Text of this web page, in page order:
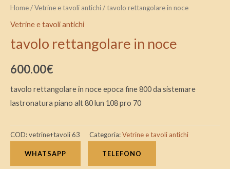
Home/Vetrine e tavoli antichi/ tavolo rettangolare in noce
Vetrine e tavoli antichi
tavolo rettangolare in noce
600.00€
tavolo rettangolare in noce epoca fine 800 da sistemare
lastronatura piano alt 80 lun 108 pro 70
COD:vetrine+tavoli 63 Categoria:Vetrine e tavoli antichi
WHATSAPP TELEFONO